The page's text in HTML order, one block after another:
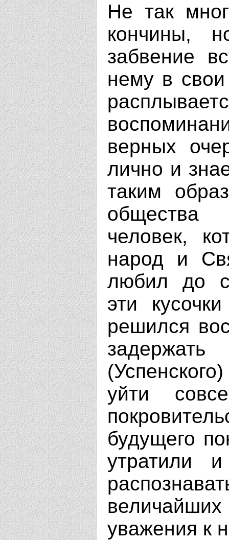
Не так
кончины,
забвение
нему в свои
верных
лично и
таким
общества
человек,
народ и
любил до
эти
решился
уйти
будущего
утратили
уважения к